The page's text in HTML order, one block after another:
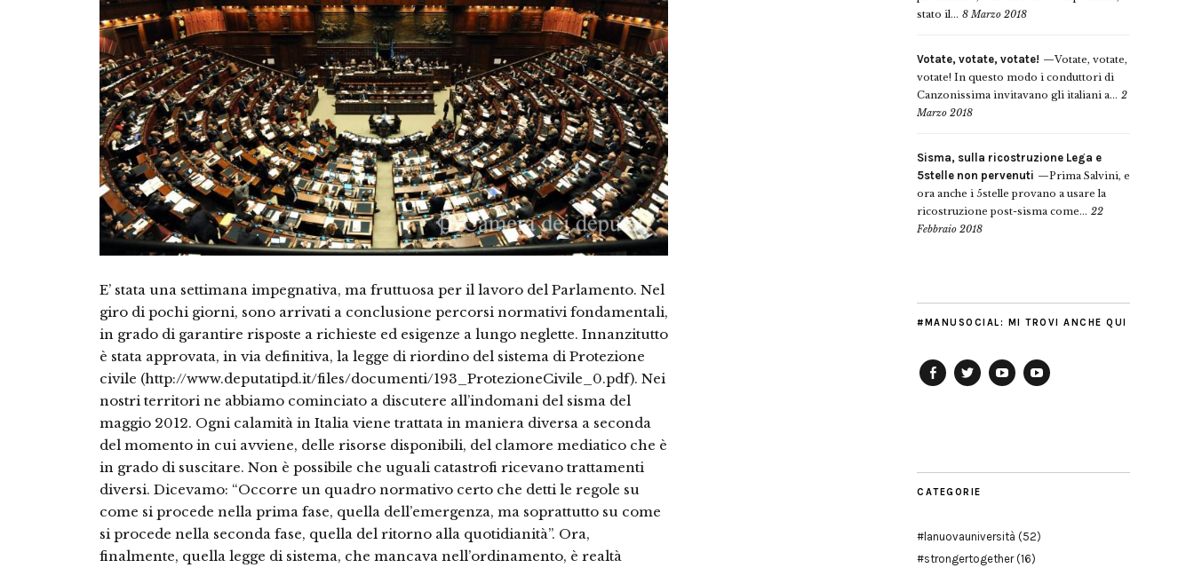
E’ stata una settimana impegnativa, ma fruttuosa per il lavoro del Parlamento. Nel
giro di pochi giorni, sono arrivati a conclusione percorsi normativi fondamentali,
in grado di garantire risposte a richieste ed esigenze a lungo neglette. Innanzitutto
è stata approvata, in via definitiva, la legge di riordino del sistema di Protezione
civile (http://www.deputatipd.it/files/documenti/193_ProtezioneCivile_0.pdf). Nei
nostri territori ne abbiamo cominciato a discutere all’indomani del sisma del
maggio 2012. Ogni calamità in Italia viene trattata in maniera diversa a seconda
del momento in cui avviene, delle risorse disponibili, del clamore mediatico che è
in grado di suscitare. Non è possibile che uguali catastrofi ricevano trattamenti
diversi. Dicevamo: “Occorre un quadro normativo certo che detti le regole su
come si procede nella prima fase, quella dell’emergenza, ma soprattutto su come
si procede nella seconda fase, quella del ritorno alla quotidianità”. Ora,
finalmente, quella legge di sistema, che mancava nell’ordinamento, è realtà
stato il... 8 Marzo 2018
Votate, votate, votate!
Votate, votate,
votate! In questo modo i conduttori di
Canzonissima invitavano gli italiani a... 2
Marzo 2018
Sisma, sulla ricostruzione Lega e
5stelle non pervenuti
Prima Salvini, e
ora anche i 5stelle provano a usare la
ricostruzione post-sisma come... 22
Febbraio 2018
#MANUSOCIAL: MI TROVI ANCHE QUI
CATEGORIE
#lanuovauniversità (52)
#strongertogether(16)